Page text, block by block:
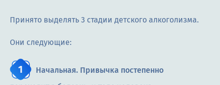
Принято выделять 3 стадии детского алкоголизма.
Они следующие:
Начальная. Привычка постепенно